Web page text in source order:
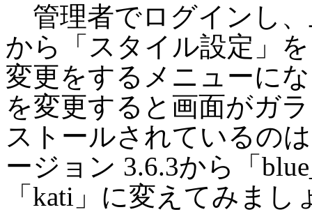
管理者でログインし
から「スタイル設定」
変更をするメニューに
を変更すると画面がガ
ストールされているの
ージョン 3.6.3から「
「kati」に変えてみまし